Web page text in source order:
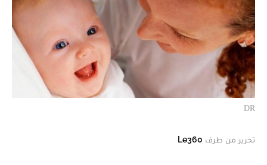
DR
تحرير من طرف Le360